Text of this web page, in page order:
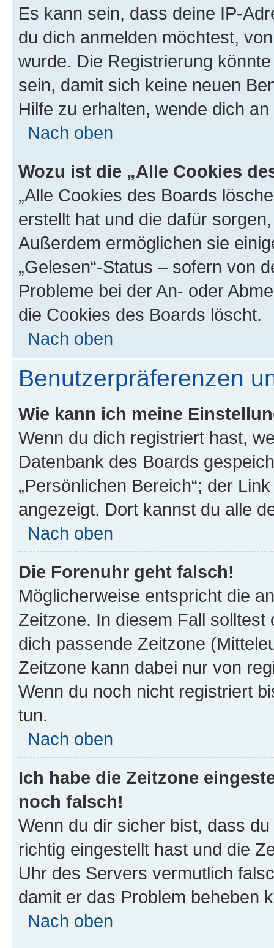
Es kann sein, dass deine IP-
du dich anmelden möchtest,
wurde. Die Registrierung
sein, damit sich keine neuen
Hilfe zu erhalten, wende dich
Nach oben
Wozu ist die „Alle Cookies
„Alle Cookies des Boards
erstellt hat und die dafür
Außerdem ermöglichen sie
„Gelesen“-Status – sofern von
Probleme bei der An- oder
die Cookies des Boards löscht.
Nach oben
Benutzerpräferenzen
Wie kann ich meine
Wenn du dich registriert hast,
Datenbank des Boards
„Persönlichen Bereich“; der
angezeigt. Dort kannst du alle
Nach oben
Die Forenuhr geht falsch!
Möglicherweise entspricht die
Zeitzone. In diesem Fall solltest
dich passende Zeitzone
Zeitzone kann dabei nur von
Wenn du noch nicht registriert
tun.
Nach oben
Ich habe die Zeitzone
noch falsch!
Wenn du dir sicher bist, dass
richtig eingestellt hast und die
Uhr des Servers vermutlich
damit er das Problem beheben
Nach oben